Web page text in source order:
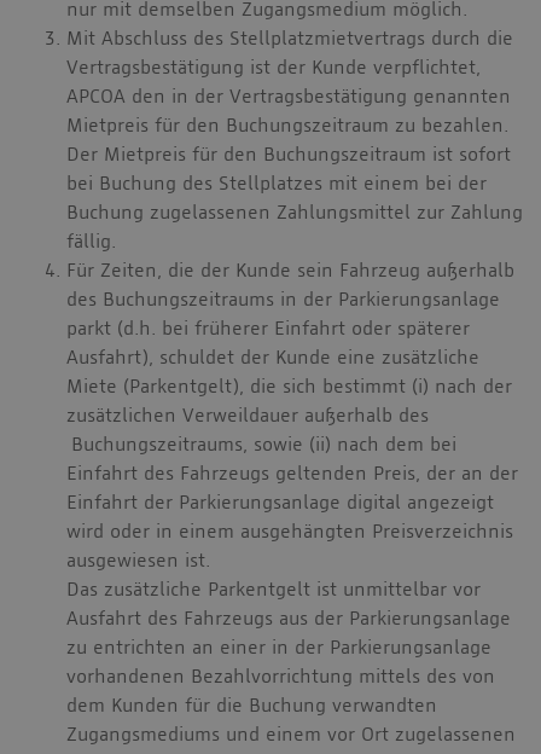
nur mit demselben Zugangsmedium möglich.
Mit Abschluss des Stellplatzmietvertrags durch die
Vertragsbestätigung ist der Kunde verpflichtet,
APCOA den in der Vertragsbestätigung genannten
Mietpreis für den Buchungszeitraum zu bezahlen.
Der Mietpreis für den Buchungszeitraum ist sofort
bei Buchung des Stellplatzes mit einem bei der
Buchung zugelassenen Zahlungsmittel zur Zahlung
fällig.
Für Zeiten, die der Kunde sein Fahrzeug außerhalb
des Buchungszeitraums in der Parkierungsanlage
parkt (d.h. bei früherer Einfahrt oder späterer
Ausfahrt), schuldet der Kunde eine zusätzliche
Miete (Parkentgelt), die sich bestimmt (i) nach der
zusätzlichen Verweildauer außerhalb des
Buchungszeitraums, sowie (ii) nach dem bei
Einfahrt des Fahrzeugs geltenden Preis, der an der
Einfahrt der Parkierungsanlage digital angezeigt
wird oder in einem ausgehängten Preisverzeichnis
ausgewiesen ist.
Das zusätzliche Parkentgelt ist unmittelbar vor
Ausfahrt des Fahrzeugs aus der Parkierungsanlage
zu entrichten an einer in der Parkierungsanlage
vorhandenen Bezahlvorrichtung mittels des von
dem Kunden für die Buchung verwandten
Zugangsmediums und einem vor Ort zugelassenen